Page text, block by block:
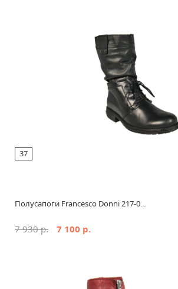
37
Полусапоги Francesco Donni 217-0...
7 930 р. 7 100 р.